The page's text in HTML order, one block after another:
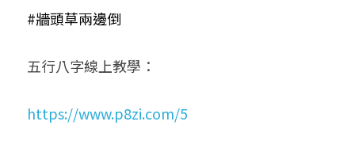
#牆頭草兩邊倒
五行八字線上教學：
https://www.p8zi.com/5